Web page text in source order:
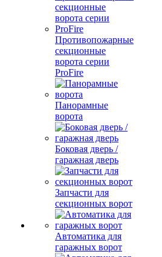
Противопожарные
секционные
ворота серии
ProFire
Панорамные
ворота
Боковая дверь /
гаражная дверь
Запчасти для
секционных ворот
Автоматика для
гаражных ворот